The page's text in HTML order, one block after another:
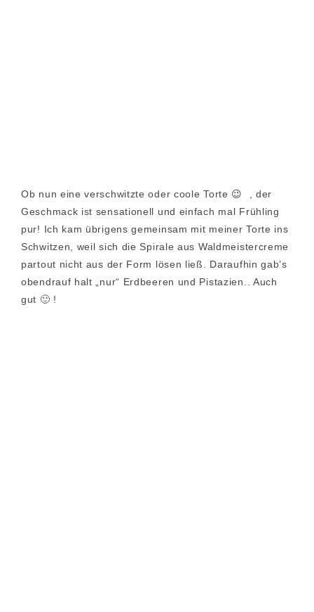
Ob nun eine verschwitzte oder coole Torte 😉 , der
Geschmack ist sensationell und einfach mal Frühling
pur! Ich kam übrigens gemeinsam mit meiner Torte ins
Schwitzen, weil sich die Spirale aus Waldmeistercreme
partout nicht aus der Form lösen ließ. Daraufhin gab’s
obendrauf halt „nur“ Erdbeeren und Pistazien.. Auch
gut 🙂 !